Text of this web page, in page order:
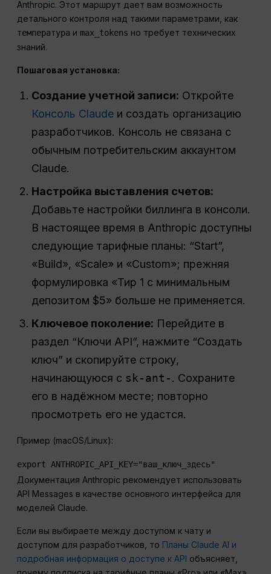
Anthropic. Этот маршрут дает вам возможность
детального контроля над такими параметрами, как
температура и max_tokens но требует технических
знаний.
Пошаговая установка:
Создание учетной записи: Откройте
Консоль Claude и создать организацию
разработчиков. Консоль не связана с
обычным потребительским аккаунтом
Claude.
Настройка выставления счетов:
Добавьте настройки биллинга в консоли.
В настоящее время в Anthropic доступны
следующие тарифные планы: “Start”,
«Build», «Scale» и «Custom»; прежняя
формулировка «Тир 1 с минимальным
депозитом $5» больше не применяется.
Ключевое поколение: Перейдите в
раздел “Ключи API”, нажмите “Создать
ключ” и скопируйте строку,
начинающуюся с sk-ant-. Сохраните
его в надёжном месте; повторно
просмотреть его не удастся.
Пример (macOS/Linux):
export ANTHROPIC_API_KEY="ваш_ключ_здесь"
Документация Anthropic рекомендует использовать
API Messages в качестве основного интерфейса для
моделей Claude.
Если вы выбираете между доступом к чату и
доступом для разработчиков, то Планы Claude AI и
подробная информация о доступе к API объясняет,